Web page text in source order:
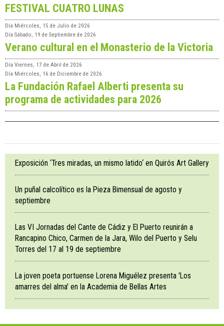
FESTIVAL CUATRO LUNAS
Día Miércoles, 15 de Julio de 2026
Día Sábado, 19 de Septiembre de 2026
Verano cultural en el Monasterio de la Victoria
Día Viernes, 17 de Abril de 2026
Día Miércoles, 16 de Diciembre de 2026
La Fundación Rafael Alberti presenta su
programa de actividades para 2026
Exposición ‘Tres miradas, un mismo latido‘ en Quirós Art Gallery
Un puñal calcolítico es la Pieza Bimensual de agosto y
septiembre
Las VI Jornadas del Cante de Cádiz y El Puerto reunirán a
Rancapino Chico, Carmen de la Jara, Wilo del Puerto y Selu
Torres del 17 al 19 de septiembre
La joven poeta portuense Lorena Miguélez presenta 'Los
amarres del alma' en la Academia de Bellas Artes